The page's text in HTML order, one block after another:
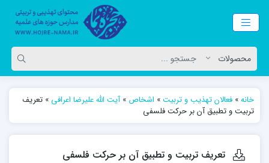
خانه» فعالان تهذیب و تربیت» اشخاص »آیت الله علیرضا اعرافی » تعریف
تربیت و تطبیق آن بر حرکت فلسفی
تعریف تربیت و تطبیق آن بر حرکت فلسفی